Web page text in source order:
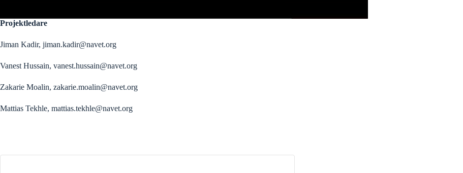
Projektledare
Jiman Kadir, jiman.kadir@navet.org
Vanest Hussain, vanest.hussain@navet.org
Zakarie Moalin, zakarie.moalin@navet.org
Mattias Tekhle, mattias.tekhle@navet.org